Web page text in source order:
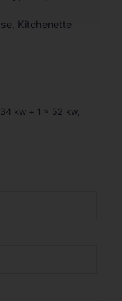
Kitchenette
kw + 1 x 52 kw,